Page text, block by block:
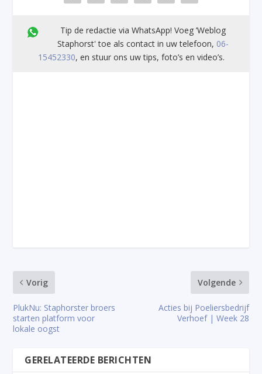
Tip de redactie via WhatsApp! Voeg ’Weblog
Staphorst' toe als contact in uw telefoon, 06-
15452330, en stuur ons uw tips, foto’s en video’s.
Vorig
PlukNu: Staphorster broers
starten platform voor
lokale oogst
Volgende
Acties bij Poeliersbedrijf
Verhoef | Week 28
GERELATEERDE BERICHTEN